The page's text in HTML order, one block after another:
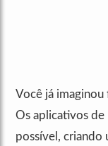
Você já
Os aplicativos de
possível, criando